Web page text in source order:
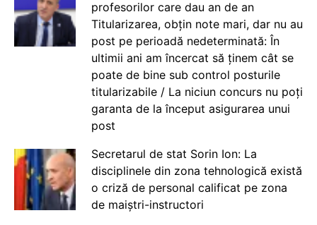
profesorilor care dau an de an
Titularizarea, obțin note mari, dar nu au
post pe perioadă nedeterminată: În
ultimii ani am încercat să ținem cât se
poate de bine sub control posturile
titularizabile / La niciun concurs nu poți
garanta de la început asigurarea unui
post
Secretarul de stat Sorin Ion: La
disciplinele din zona tehnologică există
o criză de personal calificat pe zona
de maiștri-instructori